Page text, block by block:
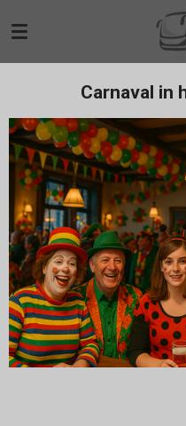
direct
naar
hoofdinhoud
Carnaval in